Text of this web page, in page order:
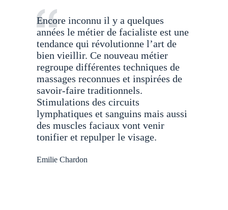
Encore inconnu il y a quelques
années le métier de facialiste est une
tendance qui révolutionne l’art de
bien vieillir. Ce nouveau métier
regroupe différentes techniques de
massages reconnues et inspirées de
savoir-faire traditionnels.
Stimulations des circuits
lymphatiques et sanguins mais aussi
des muscles faciaux vont venir
tonifier et repulper le visage.
Emilie Chardon